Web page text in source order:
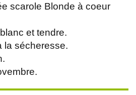
scarole Blonde à coeur
et tendre.
la sécheresse.